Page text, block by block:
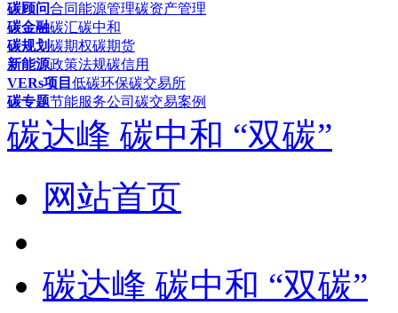
碳顾问合同能源管理碳资产管理
碳金融碳汇碳中和
碳规划碳期权碳期货
新能源政策法规碳信用
VERs项目 低碳环保碳交易所
碳专题节能服务公司 碳交易案例
碳达峰 碳中和 “双碳”
网站首页
碳达峰 碳中和 “双碳”